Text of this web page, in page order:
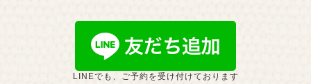
LINEでも、ご予約を受け付けております